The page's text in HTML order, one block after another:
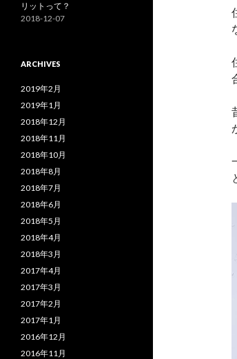
リットって？
2018-12-07
ARCHIVES
2019年2月
2019年1月
2018年12月
2018年11月
2018年10月
2018年8月
2018年7月
2018年6月
2018年5月
2018年4月
2018年3月
2017年4月
2017年3月
2017年2月
2017年1月
2016年12月
2016年11月